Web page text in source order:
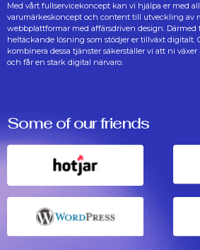
Med vårt fullservicekoncept kan vi hjälpa er med
varumärkeskoncept och content till utveckling av
webbplattformar med affärsdriven design. Därmed
heltäckande lösning som stödjer er tillväxt digitalt.
kombinera dessa tjänster säkerställer vi att ni växer
och får en stark digital närvaro.
Some of our friends